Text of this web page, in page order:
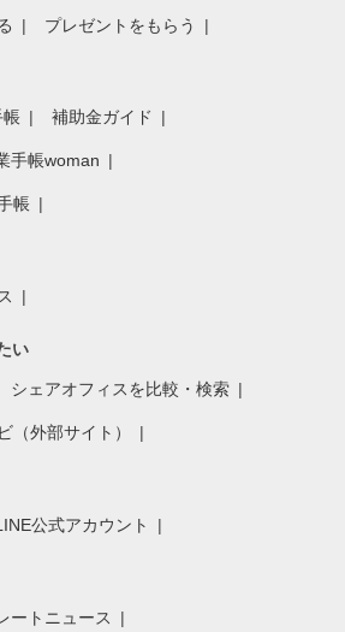
プレゼントをもらう
帳 補助金ガイド
手帳woman
帳
い
シェアオフィスを比較・検索
（外部サイト）
公式アカウント
ートニュース